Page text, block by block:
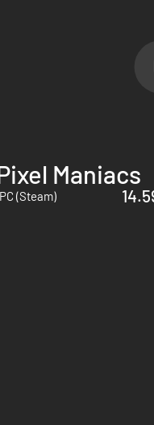
Maniacs
(Steam)